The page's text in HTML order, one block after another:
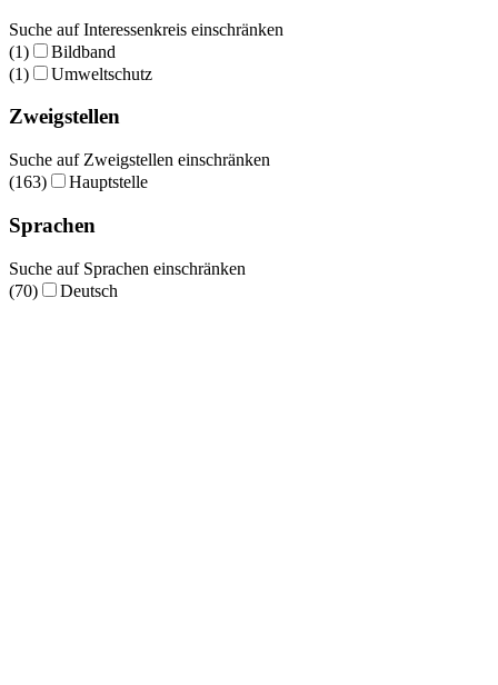
Suche auf Interessenkreis einschränken
(1)
Bildband
(1)
Umweltschutz
Zweigstellen
Suche auf Zweigstellen einschränken
(163)
Hauptstelle
Sprachen
Suche auf Sprachen einschränken
(70)
Deutsch